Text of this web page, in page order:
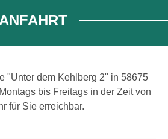
ANFAHRT
"Unter dem Kehlberg 2" in 58675
bis Freitags in der Zeit von
für Sie erreichbar.